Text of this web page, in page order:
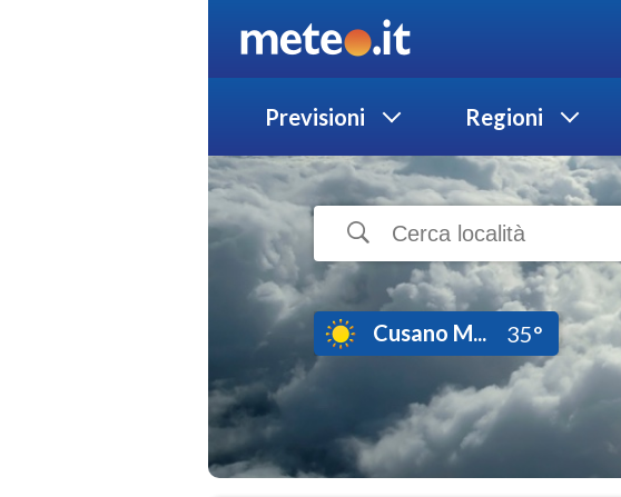
Previsioni Regioni
Cusano M... 35°